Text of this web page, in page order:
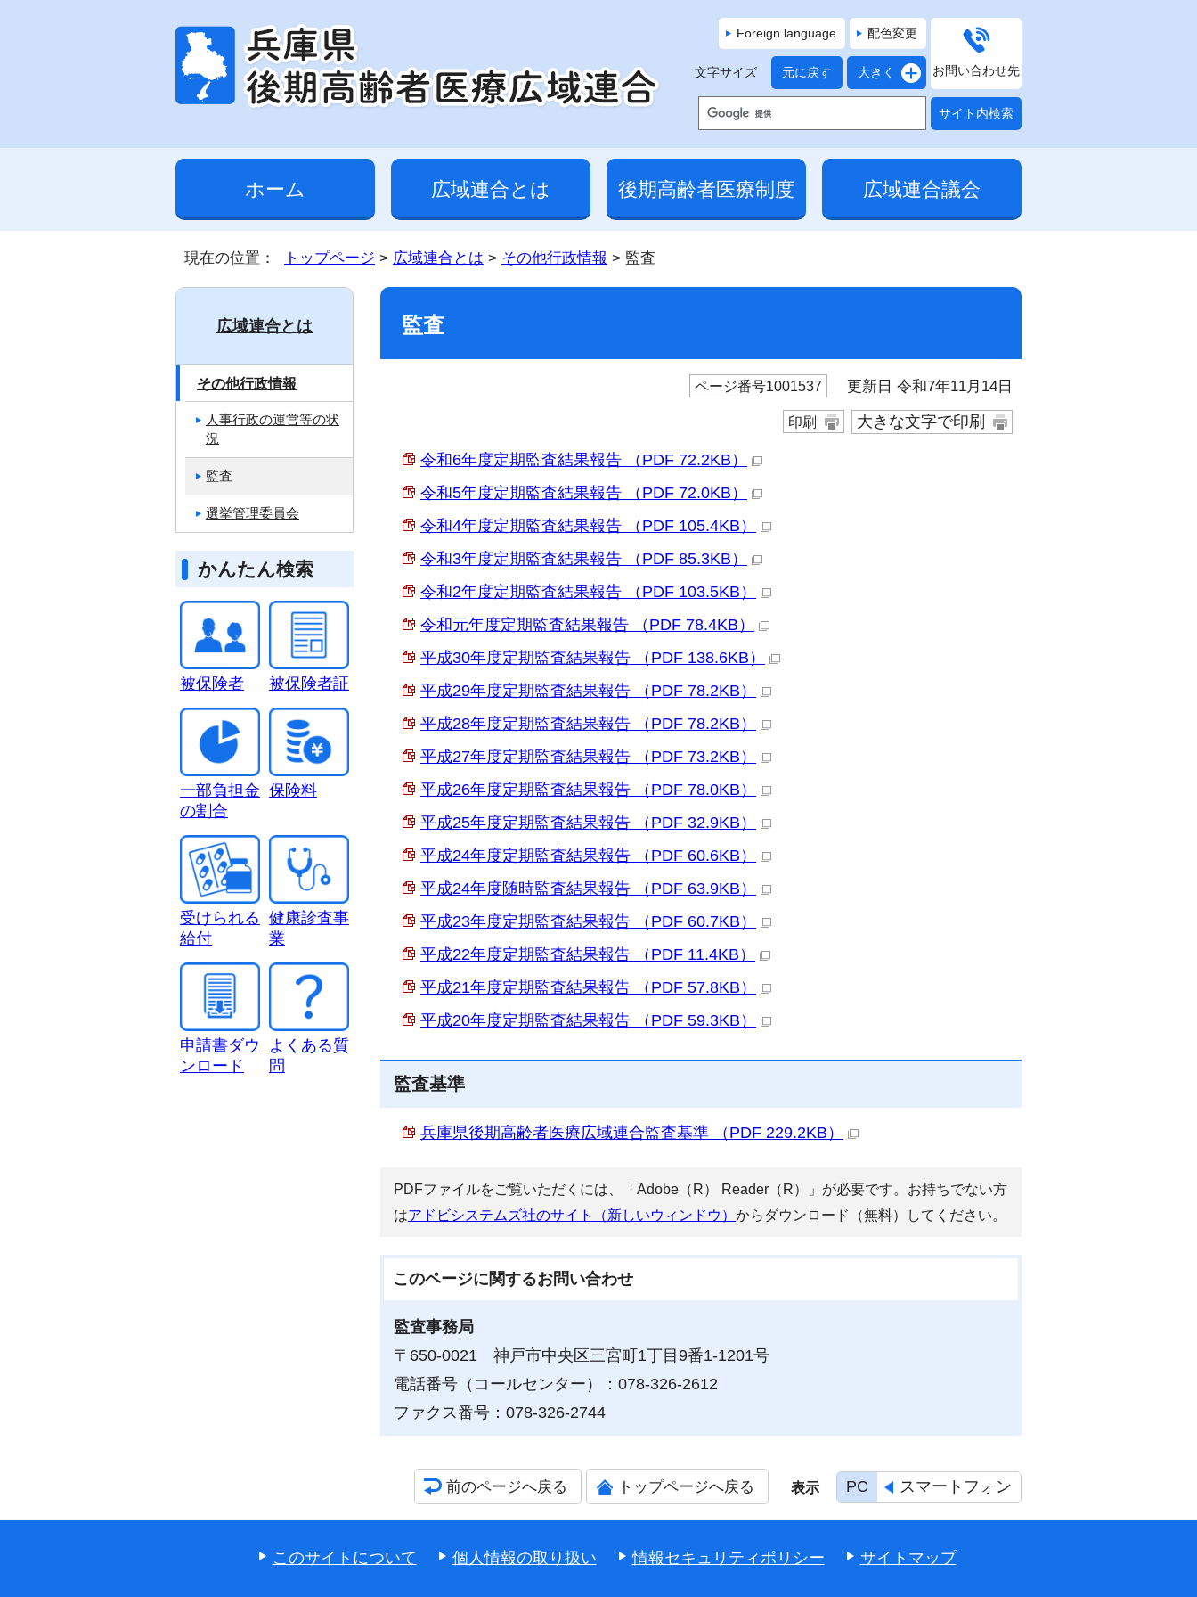
Foreign language 配色変更
文字サイズ 元に戻す 大きく お問い合わせ先
ホーム 広域連合とは 後期高齢者医療制度 広域連合議会
現在の位置： トップページ > 広域連合とは > その他行政情報 > 監査
監査
ページ番号1001537 更新日 令和7年11月14日
印刷 大きな文字で印刷
令和6年度定期監査結果報告 （PDF 72.2KB）
令和5年度定期監査結果報告 （PDF 72.0KB）
令和4年度定期監査結果報告 （PDF 105.4KB）
令和3年度定期監査結果報告 （PDF 85.3KB）
令和2年度定期監査結果報告 （PDF 103.5KB）
令和元年度定期監査結果報告 （PDF 78.4KB）
平成30年度定期監査結果報告 （PDF 138.6KB）
平成29年度定期監査結果報告 （PDF 78.2KB）
平成28年度定期監査結果報告 （PDF 78.2KB）
平成27年度定期監査結果報告 （PDF 73.2KB）
平成26年度定期監査結果報告 （PDF 78.0KB）
平成25年度定期監査結果報告 （PDF 32.9KB）
平成24年度定期監査結果報告 （PDF 60.6KB）
平成24年度随時監査結果報告 （PDF 63.9KB）
平成23年度定期監査結果報告 （PDF 60.7KB）
平成22年度定期監査結果報告 （PDF 11.4KB）
平成21年度定期監査結果報告 （PDF 57.8KB）
平成20年度定期監査結果報告 （PDF 59.3KB）
監査基準
兵庫県後期高齢者医療広域連合監査基準 （PDF 229.2KB）
PDFファイルをご覧いただくには、「Adobe（R） Reader（R）」が必要です。お持ちでない方
はアドビシステムズ社のサイト（新しいウィンドウ） からダウンロード（無料）してください。
このページに関するお問い合わせ
監査事務局
〒650-0021 神戸市中央区三宮町1丁目9番1-1201号
電話番号（コールセンター）：078-326-2612
ファクス番号：078-326-2744
広域連合とは
その他行政情報
人事行政の運営等の状
況
監査
選挙管理委員会
かんたん検索
被保険者 被保険者証
一部負担金
の割合
保険料
受けられる
給付
健康診査事
業
申請書ダウ
ンロード
よくある質
問
前のページへ戻る トップページへ戻る 表示 PC スマートフォン
このサイトについて 個人情報の取り扱い 情報セキュリティポリシー サイトマップ